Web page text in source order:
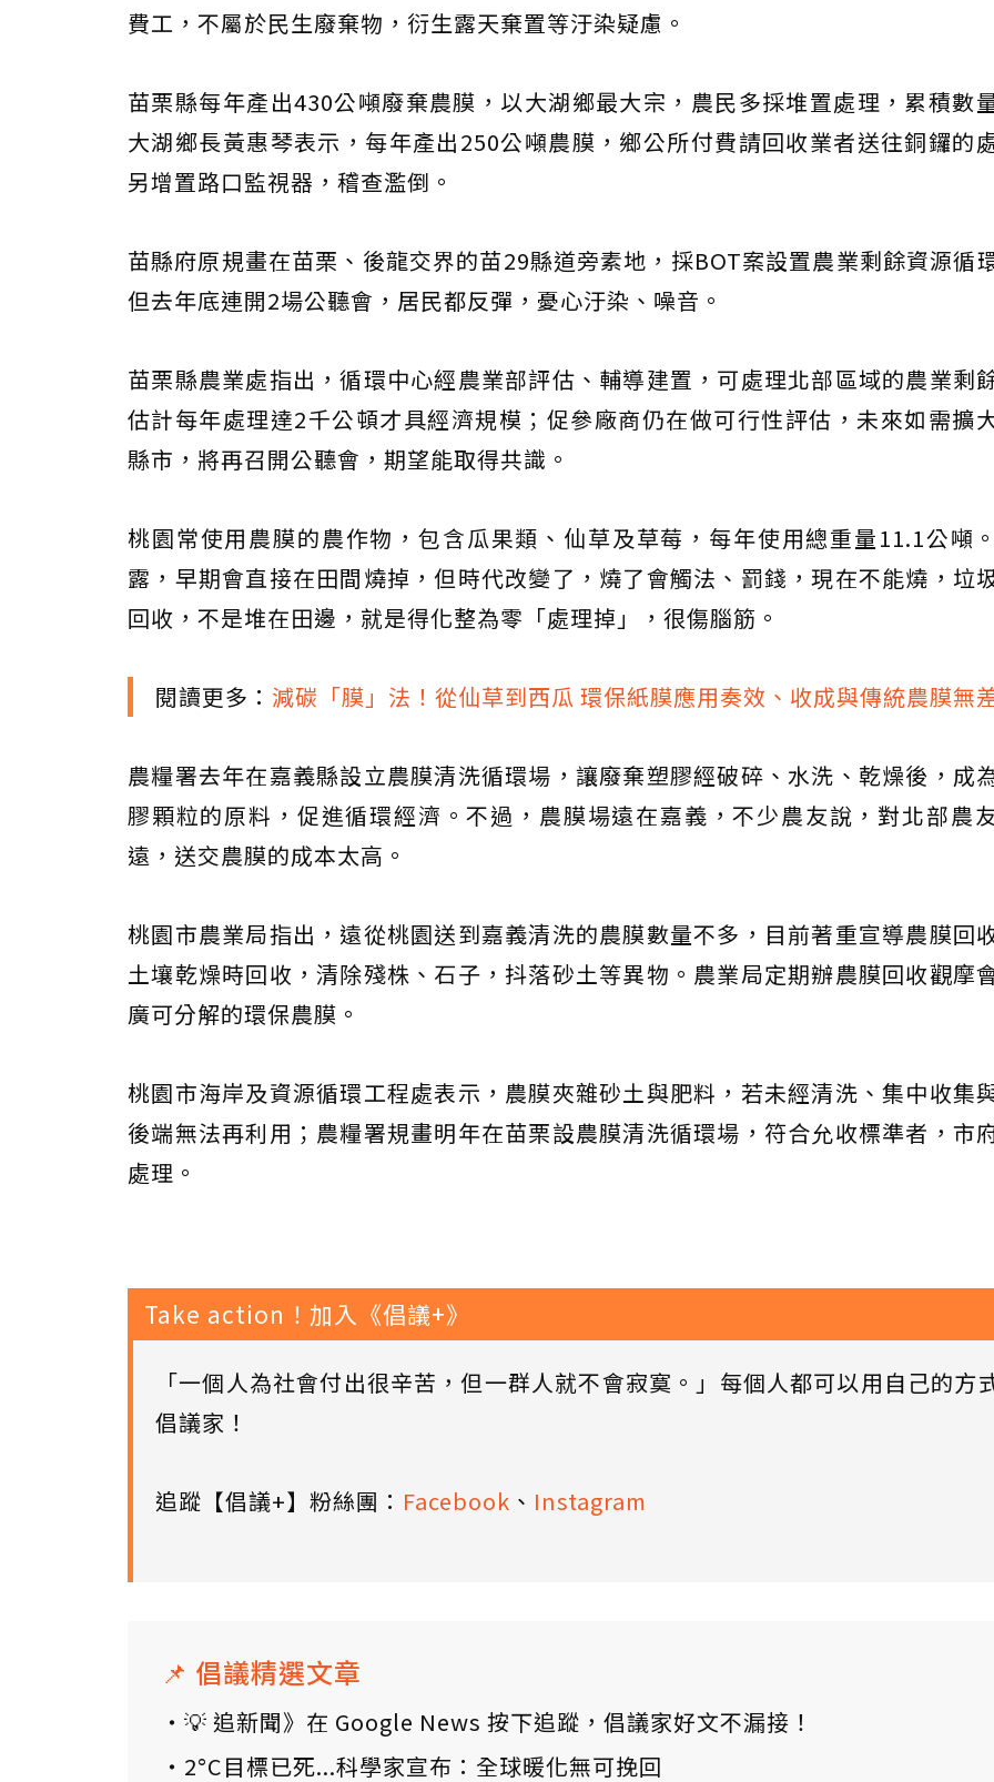
費工，不屬於民生廢棄物，衍生露天棄置等汙染疑慮。
苗栗縣每年產出430公噸廢棄農膜，以大湖鄉最大宗，農民多採堆置處理，累積數
大湖鄉長黃惠琴表示，每年產出250公噸農膜，鄉公所付費請回收業者送往銅鑼的
另增置路口監視器，稽查濫倒。
苗縣府原規畫在苗栗、後龍交界的苗29縣道旁素地，採BOT案設置農業剩餘資源循
但去年底連開2場公聽會，居民都反彈，憂心汙染、噪音。
苗栗縣農業處指出，循環中心經農業部評估、輔導建置，可處理北部區域的農業剩
估計每年處理達2千公頓才具經濟規模；促參廠商仍在做可行性評估，未來如需擴
縣市，將再召開公聽會，期望能取得共識。
桃園常使用農膜的農作物，包含瓜果類、仙草及草莓，每年使用總重量11.1公噸
露，早期會直接在田間燒掉，但時代改變了，燒了會觸法、罰錢，現在不能燒，垃
回收，不是堆在田邊，就是得化整為零「處理掉」，很傷腦筋。
閱讀更多： 減碳「膜」法！從仙草到西瓜 環保紙膜應用奏效、收成與傳統農膜無
農糧署去年在嘉義縣設立農膜清洗循環場，讓廢棄塑膠經破碎、水洗、乾燥後，成
膠顆粒的原料，促進循環經濟。不過，農膜場遠在嘉義，不少農友說，對北部農
遠，送交農膜的成本太高。
桃園市農業局指出，遠從桃園送到嘉義清洗的農膜數量不多，目前著重宣導農膜回
土壤乾燥時回收，清除殘株、石子，抖落砂土等異物。農業局定期辦農膜回收觀摩
廣可分解的環保農膜。
桃園市海岸及資源循環工程處表示，農膜夾雜砂土與肥料，若未經清洗、集中收集
後端無法再利用；農糧署規畫明年在苗栗設農膜清洗循環場，符合允收標準者，市
處理。
Take action！加入《倡議+》
「一個人為社會付出很辛苦，但一群人就不會寂寞。」每個人都可以用自己的方
倡議家！
追蹤【倡議+】粉絲團： Facebook 、 Instagram
📌 倡議精選文章
💡 追新聞》在 Google News 按下追蹤，倡議家好文不漏接！
2°C目標已死...科學家宣布：全球暖化無可挽回